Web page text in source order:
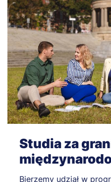
Studia za
Bierzemy udział w